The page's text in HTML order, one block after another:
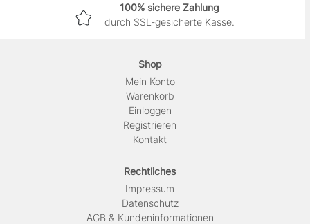
100% sichere Zahlung
durch SSL-gesicherte Kasse.
Shop
Mein Konto
Warenkorb
Einloggen
Registrieren
Kontakt
Rechtliches
Impressum
Daten­schutz
AGB & Kundeninformationen